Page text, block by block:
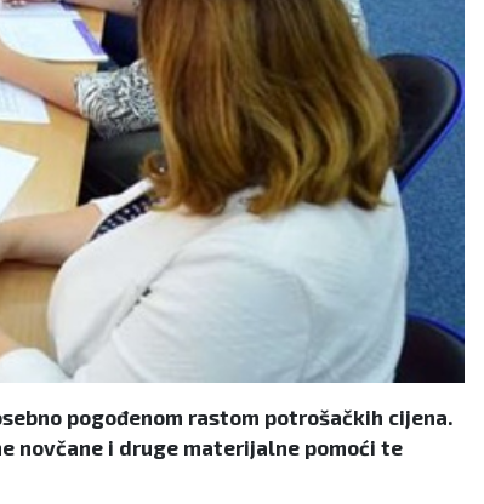
pogođenom rastom potrošačkih cijena.
novčane i druge materijalne pomoći te